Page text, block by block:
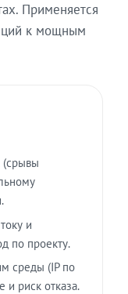
Применяется
к мощным
(срывы
и
по проекту.
среды (IP по
и риск отказа.